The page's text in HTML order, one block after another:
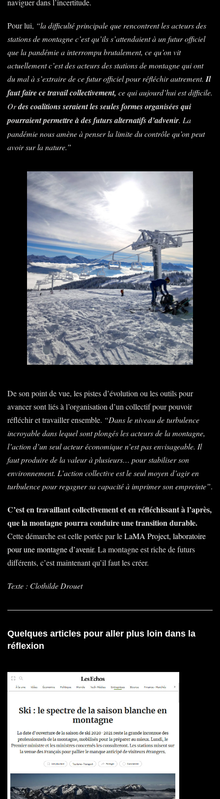
naviguer dans l’incertitude.
Pour lui, “la difficulté principale que rencontrent les acteurs des
stations de montagne c’est qu’ils s’attendaient à un futur officiel
que la pandémie a interrompu brutalement, ce qu’on vit
actuellement c’est des acteurs des stations de montagne qui ont
du mal à s’extraire de ce futur officiel pour réfléchir autrement.Il
faut faire ce travail collectivement, ce qui aujourd’hui est difficile.
Ordes coalitions seraient les seules formes organisées qui
pourraient permettre à des futurs alternatifs d’advenir. La
pandémie nous amène à penser la limite du contrôle qu’on peut
avoir sur la nature.”
De son point de vue, les pistes d’évolution ou les outils pour
avancer sont liés à l’organisation d’un collectif pour pouvoir
réfléchir et travailler ensemble. “Dans le niveau de turbulence
incroyable dans lequel sont plongés les acteurs de la montagne,
l’action d’un seul acteur économique n’est pas envisageable. Il
faut produire de la valeur à plusieurs… pour stabiliser son
environnement. L’action collective est le seul moyen d’agir en
turbulence pour regagner sa capacité à imprimer son empreinte”.
C’est en travaillant collectivement et en réfléchissant à l’après,
que la montagne pourra conduire une transition durable.
Cette démarche est celle portée par leLaMA Project, laboratoire
pour une montagne d’avenir. La montagne est riche de futurs
différents, c’est maintenant qu’il faut les créer.
Texte : Clothilde Drouet
Quelques articles pour aller plus loin dans la
réflexion